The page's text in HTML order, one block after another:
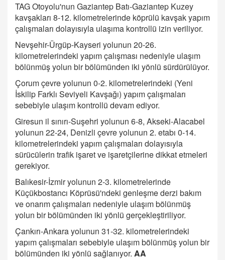
TAG Otoyolu'nun Gaziantep Batı-Gaziantep Kuzey
kavşakları 8-12. kilometrelerinde köprülü kavşak yapım
çalışmaları dolayısıyla ulaşıma kontrollü izin veriliyor.
Nevşehir-Ürgüp-Kayseri yolunun 20-26.
kilometrelerindeki yapım çalışması nedeniyle ulaşım
bölünmüş yolun bir bölümünden iki yönlü sürdürülüyor.
Çorum çevre yolunun 0-2. kilometrelerindeki (Yeni
İskilip Farklı Seviyeli Kavşağı) yapım çalışmaları
sebebiyle ulaşım kontrollü devam ediyor.
Giresun il sınırı-Suşehri yolunun 6-8, Akseki-Alacabel
yolunun 22-24, Denizli çevre yolunun 2. etabı 0-14.
kilometrelerindeki yapım çalışmaları dolayısıyla
sürücülerin trafik işaret ve işaretçilerine dikkat etmeleri
gerekiyor.
Balıkesir-İzmir yolunun 2-3. kilometrelerinde
Küçükbostancı Köprüsü'ndeki genleşme derzi bakım
ve onarım çalışmaları nedeniyle ulaşım bölünmüş
yolun bir bölümünden iki yönlü gerçekleştiriliyor.
Çankırı-Ankara yolunun 31-32. kilometrelerindeki
yapım çalışmaları sebebiyle ulaşım bölünmüş yolun bir
bölümünden iki yönlü sağlanıyor. AA